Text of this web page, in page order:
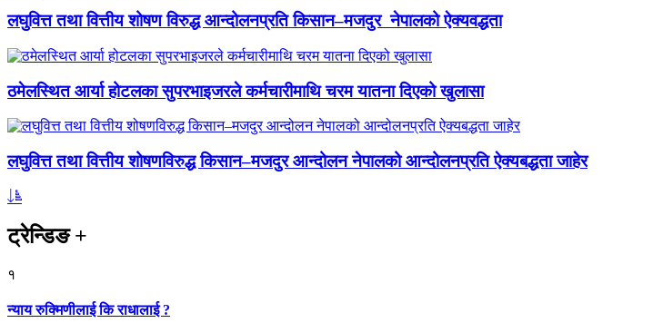
लघुवित्त तथा वित्तीय शोषण विरुद्ध आन्दोलनप्रति किसान–मजदुर नेपालको ऐक्यवद्धता
ठमेलस्थित आर्या होटलका सुपरभाइजरले कर्मचारीमाथि चरम यातना दिएको खुलासा
लघुवित्त तथा वित्तीय शोषणविरुद्ध किसान–मजदुर आन्दोलन नेपालको आन्दोलनप्रति ऐक्यबद्धता जाहेर
ट्रेन्डिङ+
१
न्याय रुक्मिणीलाई कि राधालाई ?